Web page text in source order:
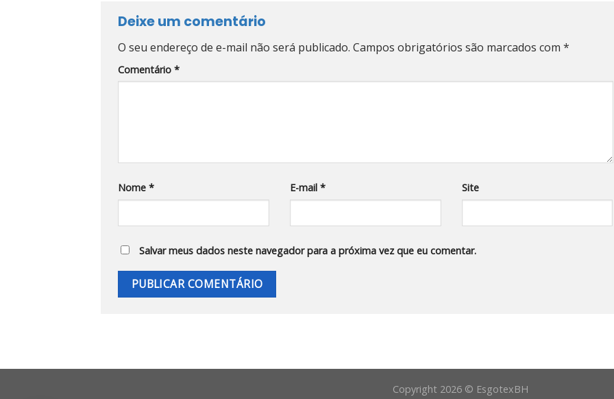
Deixe um comentário
O seu endereço de e-mail não será publicado. Campos obrigatórios são marcados com *
Comentário *
Nome * E-mail * Site
Salvar meus dados neste navegador para a próxima vez que eu comentar.
Copyright 2026 © EsgotexBH